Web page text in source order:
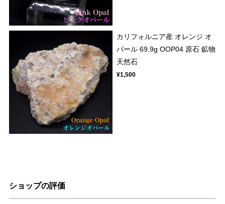
カリフォルニア産 オレンジ オ
パール 69.9g OOP04 原石 鉱物
天然石
¥1,500
ショップの評価